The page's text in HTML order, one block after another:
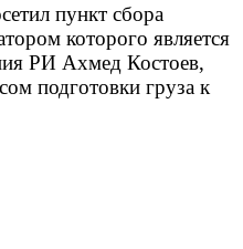
пункт сбора
которого является
РИ Ахмед Костоев,
подготовки груза к